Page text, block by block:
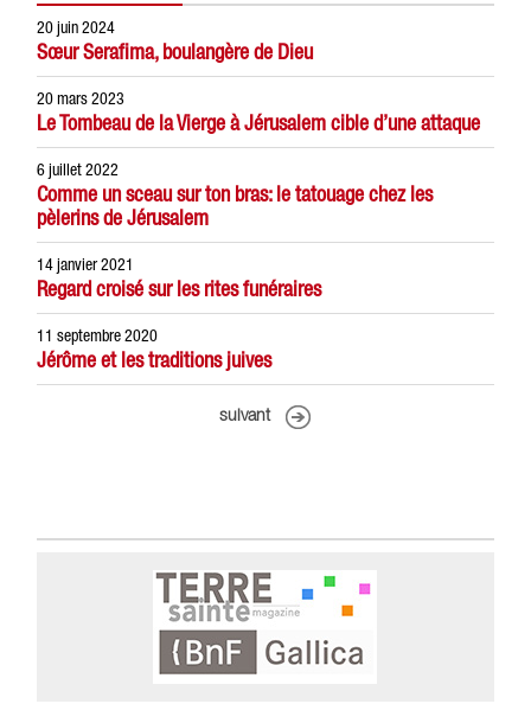
20 juin 2024
Sœur Serafima, boulangère de Dieu
20 mars 2023
Le Tombeau de la Vierge à Jérusalem cible d’une attaque
6 juillet 2022
Comme un sceau sur ton bras: le tatouage chez les
pèlerins de Jérusalem
14 janvier 2021
Regard croisé sur les rites funéraires
11 septembre 2020
Jérôme et les traditions juives
suivant